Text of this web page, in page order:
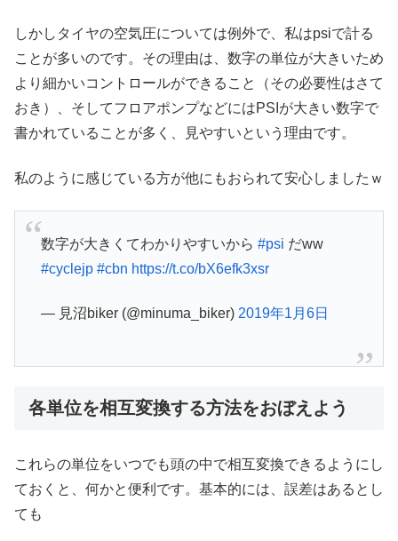
しかしタイヤの空気圧については例外で、私はpsiで計る
ことが多いのです。その理由は、数字の単位が大きいため
より細かいコントロールができること（その必要性はさて
おき）、そしてフロアポンプなどにはPSIが大きい数字で
書かれていることが多く、見やすいという理由です。
私のように感じている方が他にもおられて安心しましたｗ
数字が大きくてわかりやすいから #psi だww
#cyclejp #cbn https://t.co/bX6efk3xsr
— 見沼biker (@minuma_biker) 2019年1月6日
各単位を相互変換する方法をおぼえよう
これらの単位をいつでも頭の中で相互変換できるようにし
ておくと、何かと便利です。基本的には、誤差はあるとし
ても